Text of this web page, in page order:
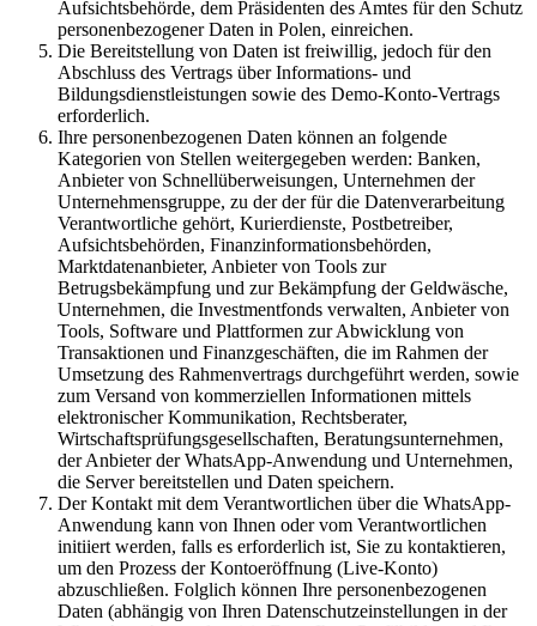
Aufsichtsbehörde, dem Präsidenten des Amtes für den Schutz
personenbezogener Daten in Polen, einreichen.
Die Bereitstellung von Daten ist freiwillig, jedoch für den
Abschluss des Vertrags über Informations- und
Bildungsdienstleistungen sowie des Demo-Konto-Vertrags
erforderlich.
Ihre personenbezogenen Daten können an folgende
Kategorien von Stellen weitergegeben werden: Banken,
Anbieter von Schnellüberweisungen, Unternehmen der
Unternehmensgruppe, zu der der für die Datenverarbeitung
Verantwortliche gehört, Kurierdienste, Postbetreiber,
Aufsichtsbehörden, Finanzinformationsbehörden,
Marktdatenanbieter, Anbieter von Tools zur
Betrugsbekämpfung und zur Bekämpfung der Geldwäsche,
Unternehmen, die Investmentfonds verwalten, Anbieter von
Tools, Software und Plattformen zur Abwicklung von
Transaktionen und Finanzgeschäften, die im Rahmen der
Umsetzung des Rahmenvertrags durchgeführt werden, sowie
zum Versand von kommerziellen Informationen mittels
elektronischer Kommunikation, Rechtsberater,
Wirtschaftsprüfungsgesellschaften, Beratungsunternehmen,
der Anbieter der WhatsApp-Anwendung und Unternehmen,
die Server bereitstellen und Daten speichern.
Der Kontakt mit dem Verantwortlichen über die WhatsApp-
Anwendung kann von Ihnen oder vom Verantwortlichen
initiiert werden, falls es erforderlich ist, Sie zu kontaktieren,
um den Prozess der Kontoeröffnung (Live-Konto)
abzuschließen. Folglich können Ihre personenbezogenen
Daten (abhängig von Ihren Datenschutzeinstellungen in der